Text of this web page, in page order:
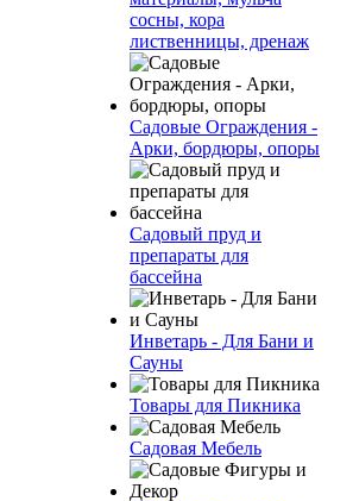
сосны, кора
лиственницы, дренаж
Садовые Ограждения -
Арки, бордюры, опоры
Садовый пруд и
препараты для
бассейна
Инветарь - Для Бани и
Сауны
Товары для Пикника
Садовая Мебель